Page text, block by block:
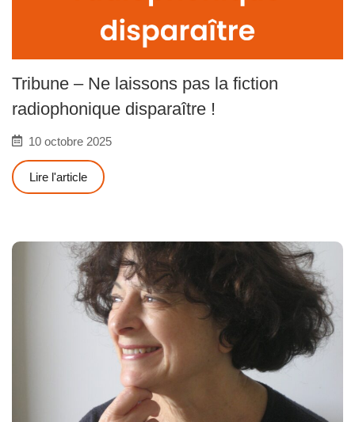
Tribune – Ne laissons pas la fiction
radiophonique disparaître !
10 octobre 2025
Lire l'article